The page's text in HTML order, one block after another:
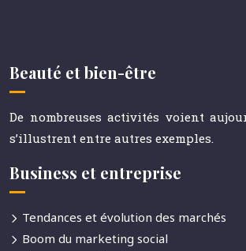
Beauté et bien-être
De nombreuses activités voient
s’illustrent entre autres exemples.
Business et entreprise
Tendances et évolution des marchés
Boom du marketing social